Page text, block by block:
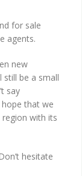
for sale
agents.
new
still be a small
say
that we
with its
hesitate